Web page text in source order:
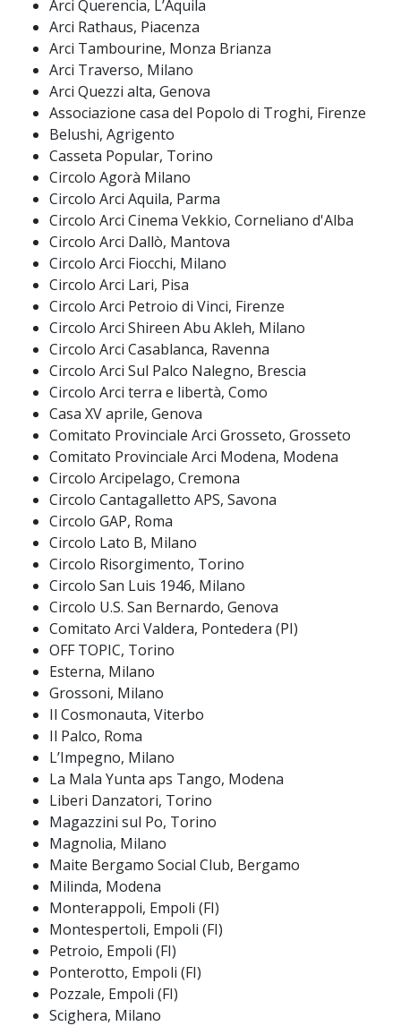
Arci Querencia, L’Aquila
Arci Rathaus, Piacenza
Arci Tambourine, Monza Brianza
Arci Traverso, Milano
Arci Quezzi alta, Genova
Associazione casa del Popolo di Troghi, Firenze
Belushi, Agrigento
Casseta Popular, Torino
Circolo Agorà Milano
Circolo Arci Aquila, Parma
Circolo Arci Cinema Vekkio, Corneliano d'Alba
Circolo Arci Dallò, Mantova
Circolo Arci Fiocchi, Milano
Circolo Arci Lari, Pisa
Circolo Arci Petroio di Vinci, Firenze
Circolo Arci Shireen Abu Akleh, Milano
Circolo Arci Casablanca, Ravenna
Circolo Arci Sul Palco Nalegno, Brescia
Circolo Arci terra e libertà, Como
Casa XV aprile, Genova
Comitato Provinciale Arci Grosseto, Grosseto
Comitato Provinciale Arci Modena, Modena
Circolo Arcipelago, Cremona
Circolo Cantagalletto APS, Savona
Circolo GAP, Roma
Circolo Lato B, Milano
Circolo Risorgimento, Torino
Circolo San Luis 1946, Milano
Circolo U.S. San Bernardo, Genova
Comitato Arci Valdera, Pontedera (PI)
OFF TOPIC, Torino
Esterna, Milano
Grossoni, Milano
Il Cosmonauta, Viterbo
Il Palco, Roma
L’Impegno, Milano
La Mala Yunta aps Tango, Modena
Liberi Danzatori, Torino
Magazzini sul Po, Torino
Magnolia, Milano
Maite Bergamo Social Club, Bergamo
Milinda, Modena
Monterappoli, Empoli (FI)
Montespertoli, Empoli (FI)
Petroio, Empoli (FI)
Ponterotto, Empoli (FI)
Pozzale, Empoli (FI)
Scighera, Milano